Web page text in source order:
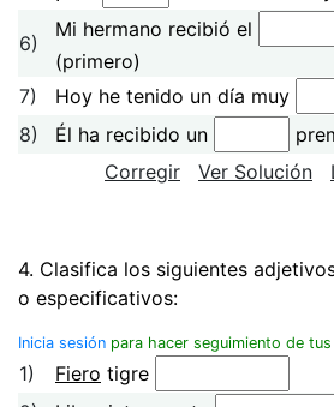
6)
Mi hermano recibió el
(primero)
7)
Hoy he tenido un día muy
8)
Él ha recibido un
Corregir
Ver Solución
4. Clasifica los siguientes
o especificativos:
Inicia sesión para hacer seguimiento de
1) Fiero tigre